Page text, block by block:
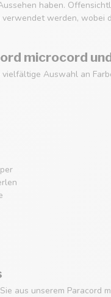
haben.
werden, wobei
microcord
Auswahl an
aus unserem Paracord